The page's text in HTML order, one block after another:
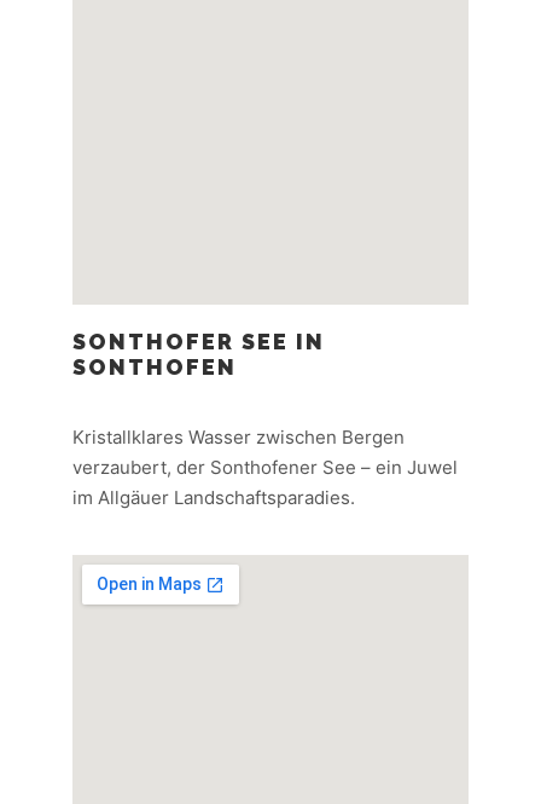
SONTHOFER SEE IN
SONTHOFEN
Kristallklares Wasser zwischen Bergen
verzaubert, der Sonthofener See – ein Juwel
im Allgäuer Landschaftsparadies.